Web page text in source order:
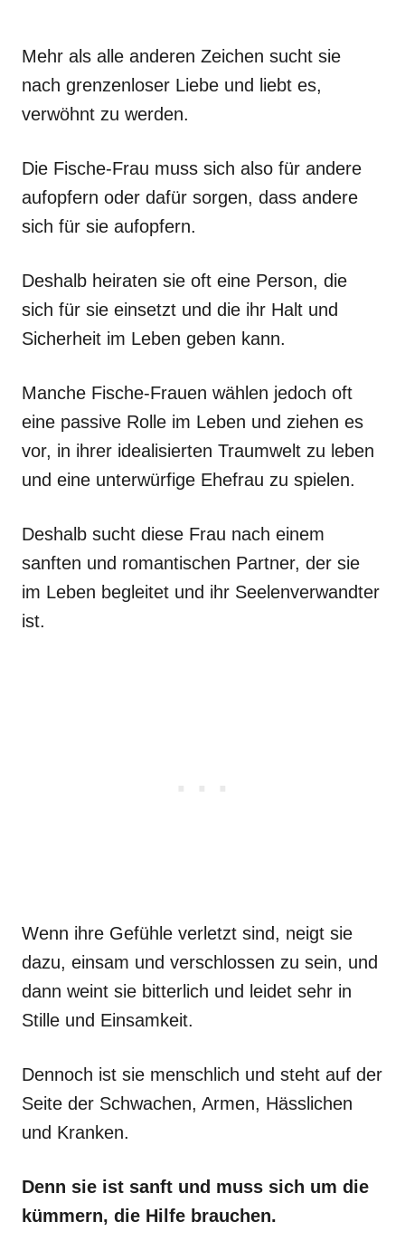
Mehr als alle anderen Zeichen sucht sie
nach grenzenloser Liebe und liebt es,
verwöhnt zu werden.
Die Fische-Frau muss sich also für andere
aufopfern oder dafür sorgen, dass andere
sich für sie aufopfern.
Deshalb heiraten sie oft eine Person, die
sich für sie einsetzt und die ihr Halt und
Sicherheit im Leben geben kann.
Manche Fische-Frauen wählen jedoch oft
eine passive Rolle im Leben und ziehen es
vor, in ihrer idealisierten Traumwelt zu leben
und eine unterwürfige Ehefrau zu spielen.
Deshalb sucht diese Frau nach einem
sanften und romantischen Partner, der sie
im Leben begleitet und ihr Seelenverwandter
ist.
Wenn ihre Gefühle verletzt sind, neigt sie
dazu, einsam und verschlossen zu sein, und
dann weint sie bitterlich und leidet sehr in
Stille und Einsamkeit.
Dennoch ist sie menschlich und steht auf der
Seite der Schwachen, Armen, Hässlichen
und Kranken.
Denn sie ist sanft und muss sich um die
kümmern, die Hilfe brauchen.